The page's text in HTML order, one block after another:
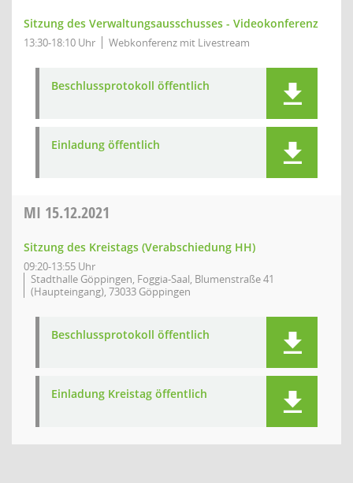
Sitzung des Verwaltungsausschusses - Videokonferenz
13:30-18:10 Uhr Webkonferenz mit Livestream
Beschlussprotokoll öffentlich
Einladung öffentlich
MI 15.12.2021
Sitzung des Kreistags (Verabschiedung HH)
09:20-13:55 Uhr
Stadthalle Göppingen, Foggia-Saal, Blumenstraße 41
(Haupteingang), 73033 Göppingen
Beschlussprotokoll öffentlich
Einladung Kreistag öffentlich